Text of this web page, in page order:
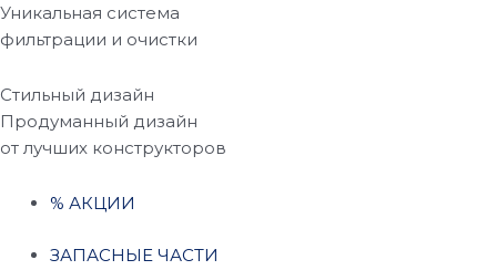
Уникальная система
фильтрации и очистки
Стильный дизайн
Продуманный дизайн
от лучших конструкторов
% АКЦИИ
ЗАПАСНЫЕ ЧАСТИ